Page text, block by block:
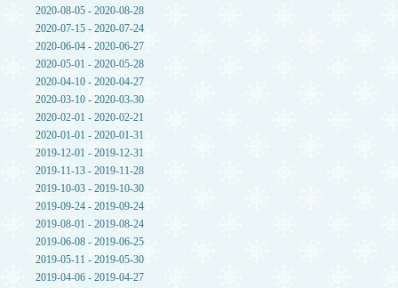
2020-08-05 - 2020-08-28
2020-07-15 - 2020-07-24
2020-06-04 - 2020-06-27
2020-05-01 - 2020-05-28
2020-04-10 - 2020-04-27
2020-03-10 - 2020-03-30
2020-02-01 - 2020-02-21
2020-01-01 - 2020-01-31
2019-12-01 - 2019-12-31
2019-11-13 - 2019-11-28
2019-10-03 - 2019-10-30
2019-09-24 - 2019-09-24
2019-08-01 - 2019-08-24
2019-06-08 - 2019-06-25
2019-05-11 - 2019-05-30
2019-04-06 - 2019-04-27